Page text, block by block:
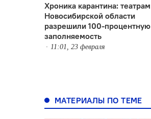
Хроника карантина: театрам
Новосибирской области
разрешили 100-процентную
заполняемость
11:01, 23 февраля
МАТЕРИАЛЫ ПО ТЕМЕ